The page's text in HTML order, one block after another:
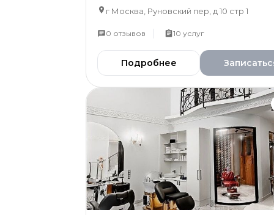
г Москва, Руновский пер, д 10 стр 1
0 отзывов 10 услуг
Подробнее